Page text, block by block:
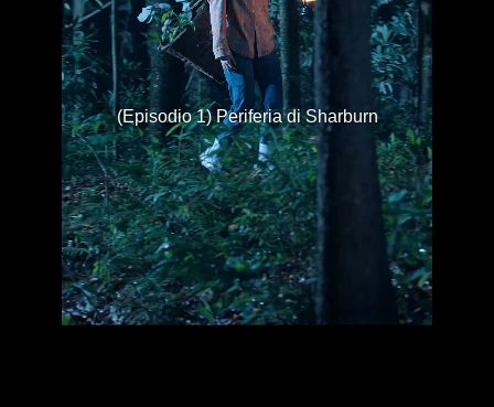
(Episodio 1) Periferia di Sharburn